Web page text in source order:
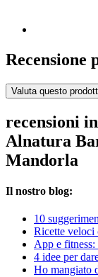
Recensione
Valuta questo
recensioni
Alnatura
Mandorla
Il nostro blog:
10
Ricette
App e fitness:
4 idee per
Ho mangiato